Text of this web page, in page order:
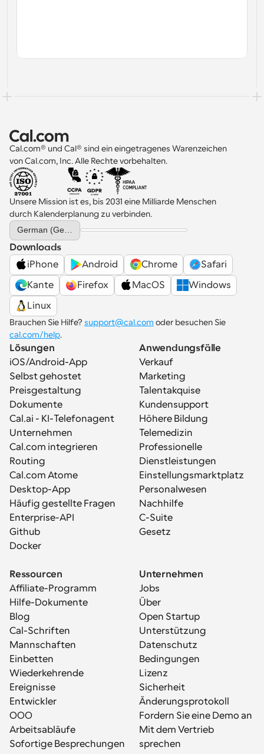
Cal.com® und Cal® sind ein eingetragenes Warenzeichen
von Cal.com, Inc. Alle Rechte vorbehalten.
Unsere Mission ist es, bis 2031 eine Milliarde Menschen
durch Kalenderplanung zu verbinden.
Select Language
Downloads
iPhone
Android Chrome
Safari
Kante
Firefox MacOS
Windows
Linux
Brauchen Sie Hilfe? support@cal.com
cal.com/help.
Lösungen
iOS/Android-App
Selbst gehostet
Preisgestaltung
Dokumente
Cal.ai - KI-Telefonagent
Unternehmen
Cal.com integrieren
Routing
Cal.com Atome
Desktop-App
Häufig gestellte Fragen
Enterprise-API
Github
Docker
Anwendungsfälle
Verkauf
Marketing
Talentakquise
Kundensupport
Höhere Bildung
Telemedizin
Professionelle
Dienstleistungen
Einstellungsmarktplatz
Personalwesen
Nachhilfe
C-Suite
Gesetz
Ressourcen
Affiliate-Programm
Hilfe-Dokumente
Blog
Cal-Schriften
Mannschaften
Einbetten
Wiederkehrende
Ereignisse
Entwickler
OOO
Arbeitsabläufe
Sofortige Besprechungen
Unternehmen
Jobs
Über
Open Startup
Unterstützung
Datenschutz
Bedingungen
Lizenz
Sicherheit
Änderungsprotokoll
Fordern Sie eine Demo an
Mit dem Vertrieb
sprechen